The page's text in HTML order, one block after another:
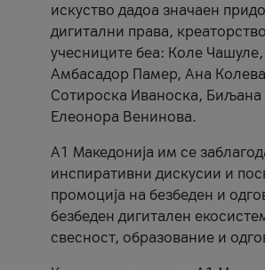
искуство дадоа значаен
дигитални права,
учесниците беа: Коле
Амбасадор Памер, Ана
Сотироска Иваноска,
Елеонора Венинова.
А1 Македонија им се
инспиративни дискусии и
промоција на безбеден и
безбеден дигитален
свесност, образование и